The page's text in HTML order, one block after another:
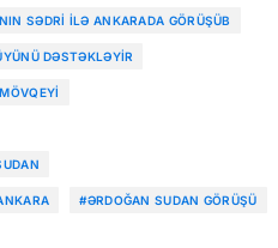
SƏDRI ILƏ ANKARADA GÖRÜŞÜB
DƏSTƏKLƏYIR
#ƏRDOĞAN SUDAN GÖRÜŞÜ